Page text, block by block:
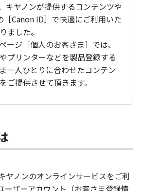
キヤノンが提供するコンテンツや
［Canon ID］で快適にご利用いた
ました。
ージ［個人のお客さま］では、
プリンターなどを製品登録する
一人ひとりに合わせたコンテン
ご提供させて頂きます。
ヤノンのオンラインサービスをご利
ーザーアカウント（お客さま登録情